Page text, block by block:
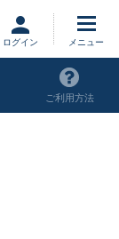
ログイン
ご利用方法